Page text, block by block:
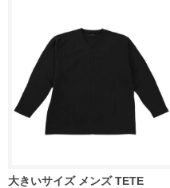
大きいサイズ メンズ TETE